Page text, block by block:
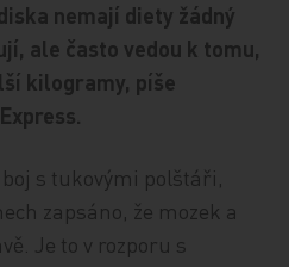
nemají diety žádný
ale často vedou k tomu,
kilogramy, píše
s tukovými polštáři,
zapsáno, že mozek a
Je to v rozporu s